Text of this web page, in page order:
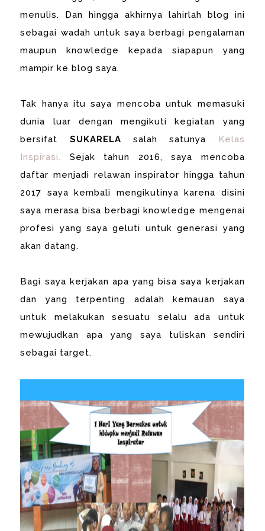
menulis. Dan hingga akhirnya lahirlah blog ini
sebagai wadah untuk saya berbagi pengalaman
maupun knowledge kepada siapapun yang
mampir ke blog saya.
Tak hanya itu saya mencoba untuk memasuki
dunia luar dengan mengikuti kegiatan yang
bersifat SUKARELA salah satunya
Kelas
Inspirasi.
Sejak tahun 2016, saya mencoba
daftar menjadi relawan inspirator hingga tahun
2017 saya kembali mengikutinya karena disini
saya merasa bisa berbagi knowledge mengenai
profesi yang saya geluti untuk generasi yang
akan datang.
Bagi saya kerjakan apa yang bisa saya kerjakan
dan yang terpenting adalah kemauan saya
untuk melakukan sesuatu selalu ada untuk
mewujudkan apa yang saya tuliskan sendiri
sebagai target.